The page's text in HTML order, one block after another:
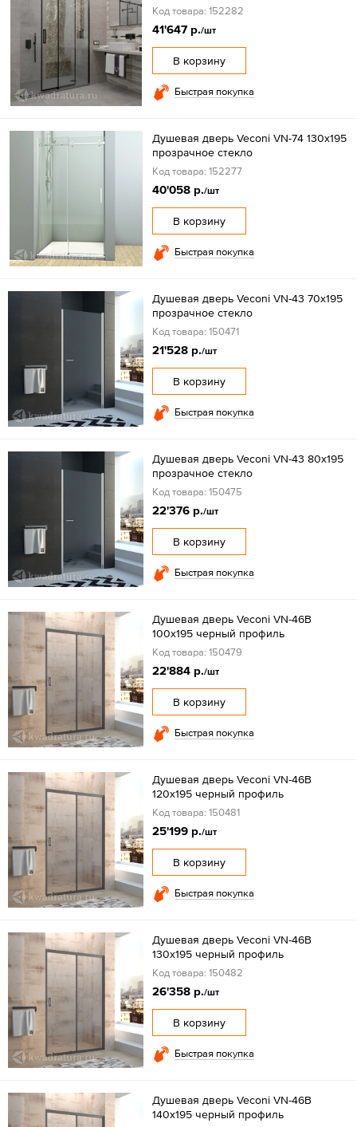
Код товара: 152282
41'647 р./шт
В корзину
Быстрая покупка
Душевая дверь Veconi VN-74 130x195
прозрачное стекло
Код товара: 152277
40'058 р./шт
В корзину
Быстрая покупка
Душевая дверь Veconi VN-43 70x195
прозрачное стекло
Код товара: 150471
21'528 р./шт
В корзину
Быстрая покупка
Душевая дверь Veconi VN-43 80x195
прозрачное стекло
Код товара: 150475
22'376 р./шт
В корзину
Быстрая покупка
Душевая дверь Veconi VN-46B
100x195 черный профиль
Код товара: 150479
22'884 р./шт
В корзину
Быстрая покупка
Душевая дверь Veconi VN-46B
120x195 черный профиль
Код товара: 150481
25'199 р./шт
В корзину
Быстрая покупка
Душевая дверь Veconi VN-46B
130x195 черный профиль
Код товара: 150482
26'358 р./шт
В корзину
Быстрая покупка
Душевая дверь Veconi VN-46B
140x195 черный профиль